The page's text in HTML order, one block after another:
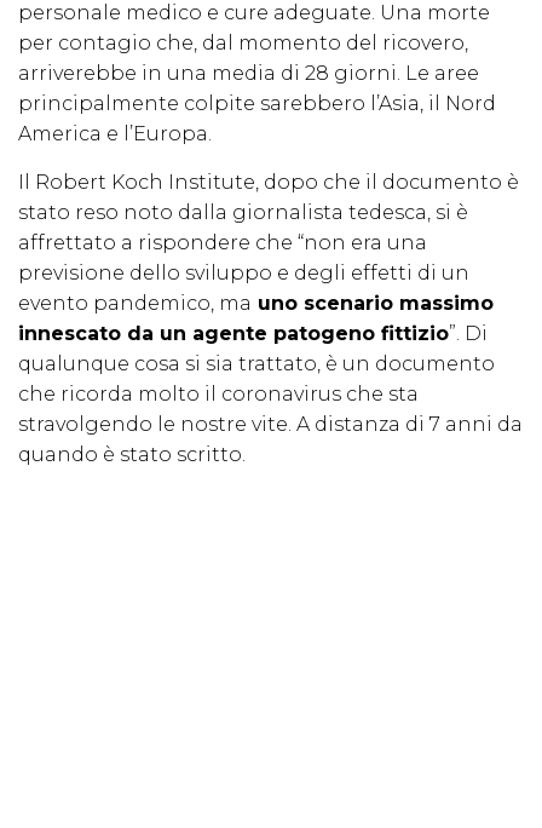
personale medico e cure adeguate. Una morte
per contagio che, dal momento del ricovero,
arriverebbe in una media di 28 giorni. Le aree
principalmente colpite sarebbero l’Asia, il Nord
America e l’Europa.
Il Robert Koch Institute, dopo che il documento è
stato reso noto dalla giornalista tedesca, si è
affrettato a rispondere che “non era una
previsione dello sviluppo e degli effetti di un
evento pandemico, ma uno scenario massimo
innescato da un agente patogeno fittizio”. Di
qualunque cosa si sia trattato, è un documento
che ricorda molto il coronavirus che sta
stravolgendo le nostre vite. A distanza di 7 anni da
quando è stato scritto.